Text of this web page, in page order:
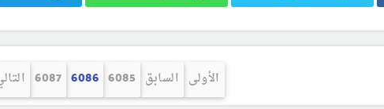
الأولى السابق 6085
6086
6087